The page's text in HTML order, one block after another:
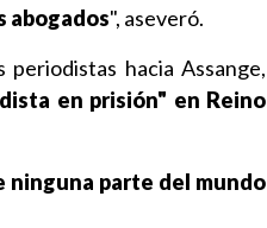
abogados", aseveró.
hacia Assange,
en prisión" en Reino
ninguna parte del mundo